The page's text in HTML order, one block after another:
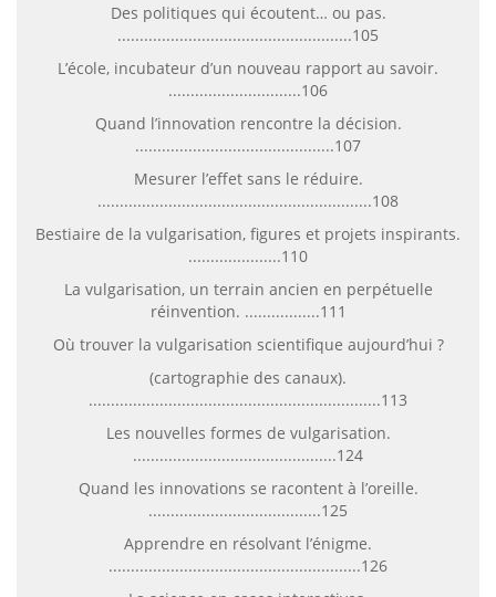
Des politiques qui écoutent… ou pas.
.....................................................105
L’école, incubateur d’un nouveau rapport au savoir.
..............................106
Quand l’innovation rencontre la décision.
.............................................107
Mesurer l’effet sans le réduire.
..............................................................108
Bestiaire de la vulgarisation, figures et projets inspirants.
.....................110
La vulgarisation, un terrain ancien en perpétuelle
réinvention. .................111
Où trouver la vulgarisation scientifique aujourd’hui ?
(cartographie des canaux).
..................................................................113
Les nouvelles formes de vulgarisation.
..............................................124
Quand les innovations se racontent à l’oreille.
.......................................125
Apprendre en résolvant l’énigme.
.........................................................126